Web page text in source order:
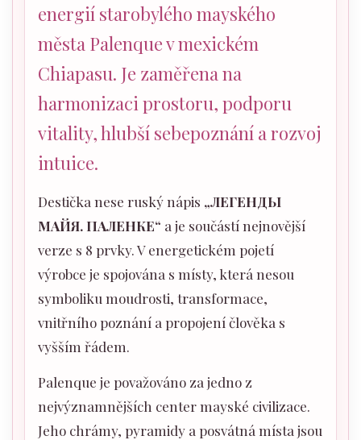
energií starobylého mayského
města Palenque v mexickém
Chiapasu. Je zaměřena na
harmonizaci prostoru, podporu
vitality, hlubší sebepoznání a rozvoj
intuice.
Destička nese ruský nápis „ЛЕГЕНДЫ
МАЙЯ. ПАЛЕНКЕ“ a je součástí nejnovější
verze s 8 prvky. V energetickém pojetí
výrobce je spojována s místy, která nesou
symboliku moudrosti, transformace,
vnitřního poznání a propojení člověka s
vyšším řádem.
Palenque je považováno za jedno z
nejvýznamnějších center mayské civilizace.
Jeho chrámy, pyramidy a posvátná místa jsou